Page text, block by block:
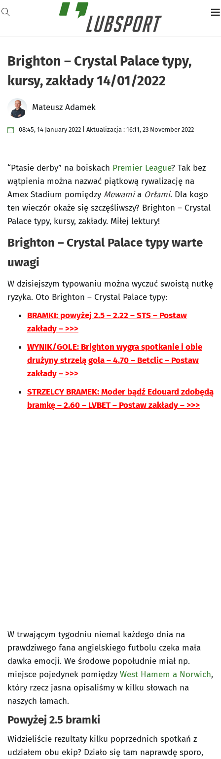
Brighton – Crystal Palace typy,
kursy, zakłady 14/01/2022
Mateusz Adamek
08:45, 14 January 2022 | Aktualizacja : 16:11, 23 November 2022
“Ptasie derby” na boiskach Premier League? Tak bez
wątpienia można nazwać piątkową rywalizację na
Amex Stadium pomiędzy Mewamia Orłami. Dla kogo
ten wieczór okaże się szczęśliwszy? Brighton – Crystal
Palace typy, kursy, zakłady. Miłej lektury!
Brighton – Crystal Palace typy warte
uwagi
W dzisiejszym typowaniu można wyczuć swoistą nutkę
ryzyka. Oto Brighton – Crystal Palace typy:
BRAMKI: powyżej 2.5 – 2.22 – STS – Postaw
zakłady – >>>
WYNIK/GOLE: Brighton wygra spotkanie i obie
drużyny strzelą gola – 4.70 – Betclic – Postaw
zakłady – >>>
STRZELCY BRAMEK: Moder bądź Edouard zdobędą
bramkę – 2.60 – LVBET – Postaw zakłady – >>>
W trwającym tygodniu niemal każdego dnia na
prawdziwego fana angielskiego futbolu czeka mała
dawka emocji. We środowe popołudnie miał np.
miejsce pojedynek pomiędzy West Hamem a Norwich,
który rzecz jasna opisaliśmy w kilku słowach na
naszych łamach.
Powyżej 2.5 bramki
Widzieliście rezultaty kilku poprzednich spotkań z
udziałem obu ekip? Działo się tam naprawdę sporo,